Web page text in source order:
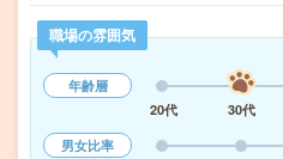
職場の雰囲気
年齢層
20代
30代
男女比率